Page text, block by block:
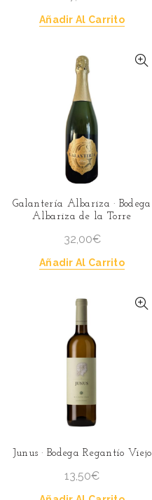
Añadir Al Carrito
Galantería Albariza · Bodega
Albariza de la Torre
32,00€
Añadir Al Carrito
Junus · Bodega Regantío Viejo
13,50€